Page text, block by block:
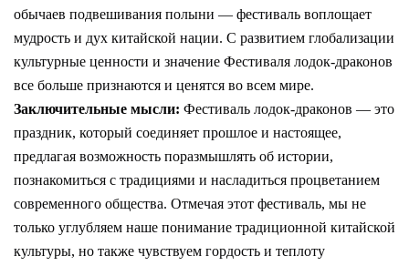
обычаев подвешивания полыни — фестиваль воплощает
мудрость и дух китайской нации. С развитием глобализации
культурные ценности и значение Фестиваля лодок-драконов
все больше признаются и ценятся во всем мире.
Заключительные мысли: Фестиваль лодок-драконов — это
праздник, который соединяет прошлое и настоящее,
предлагая возможность поразмышлять об истории,
познакомиться с традициями и насладиться процветанием
современного общества. Отмечая этот фестиваль, мы не
только углубляем наше понимание традиционной китайской
культуры, но также чувствуем гордость и теплоту